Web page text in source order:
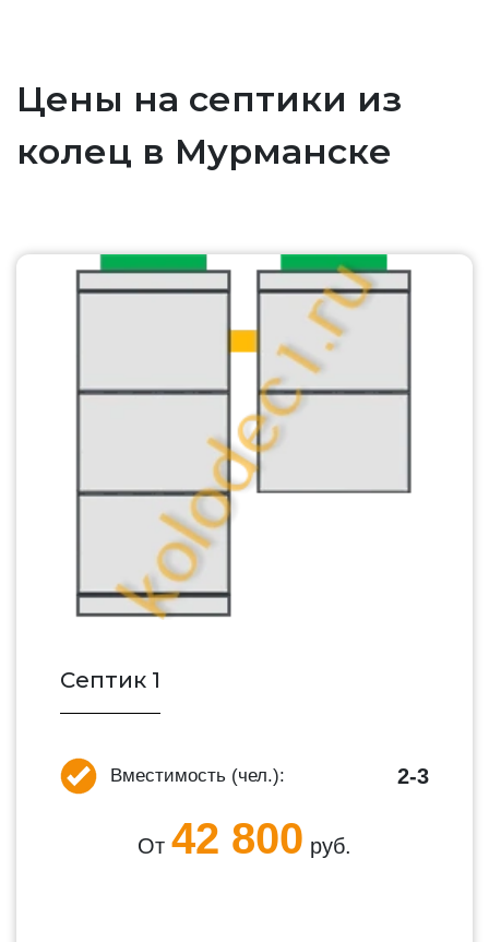
Цены на септики из
колец в Мурманске
Септик 1
Вместимость (чел.): 2-3
От 42 800 руб.